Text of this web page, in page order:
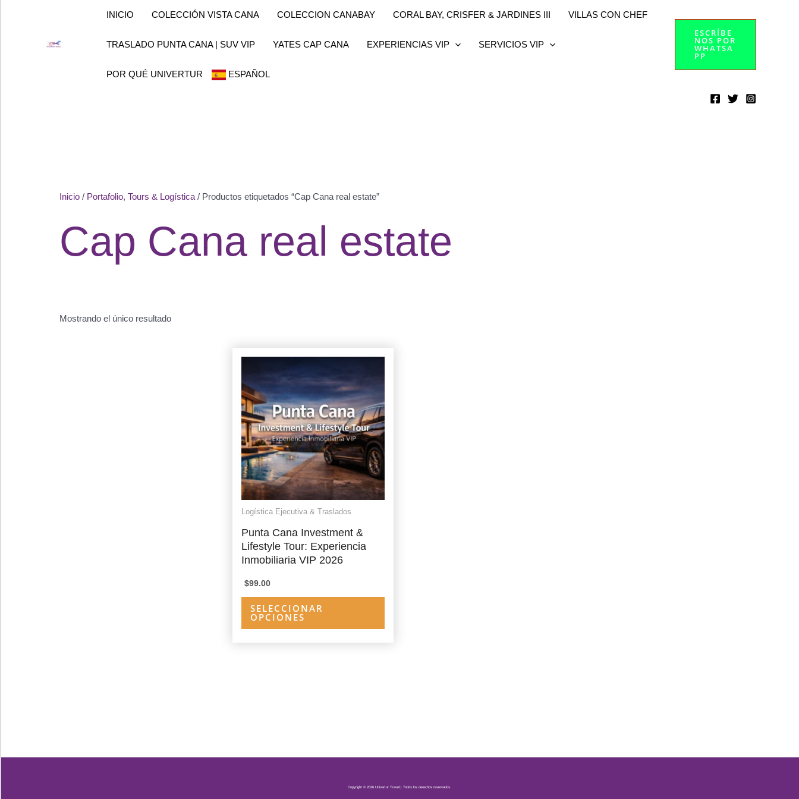
INICIO COLECCIÓN VISTA CANA COLECCION CANABAY CORAL BAY, CRISFER & JARDINES III VILLAS CON CHEF
TRASLADO PUNTA CANA | SUV VIP YATES CAP CANA EXPERIENCIAS VIP SERVICIOS VIP
POR QUÉ UNIVERTUR ESPAÑOL
ESCRÍBE
NOS POR
WHATSA
PP
Inicio / Portafolio, Tours & Logística / Productos etiquetados “Cap Cana real estate”
Cap Cana real estate
Mostrando el único resultado
Logística Ejecutiva & Traslados
Punta Cana Investment &
Lifestyle Tour: Experiencia
Inmobiliaria VIP 2026
$99.00
SELECCIONAR
OPCIONES
Copyright © 2026 Univertur Travel | Todos los derechos reservados.